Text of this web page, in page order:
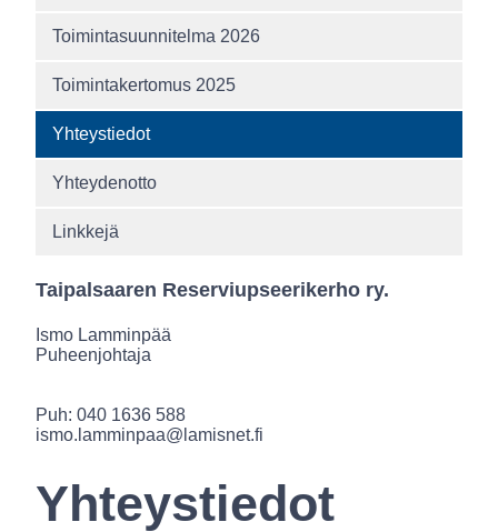
Toimintasuunnitelma 2026
Toimintakertomus 2025
Yhteystiedot
Yhteydenotto
Linkkejä
Taipalsaaren Reserviupseerikerho ry.
Ismo Lamminpää
Puheenjohtaja
Puh: 040 1636 588
ismo.lamminpaa@lamisnet.fi
Yhteystiedot